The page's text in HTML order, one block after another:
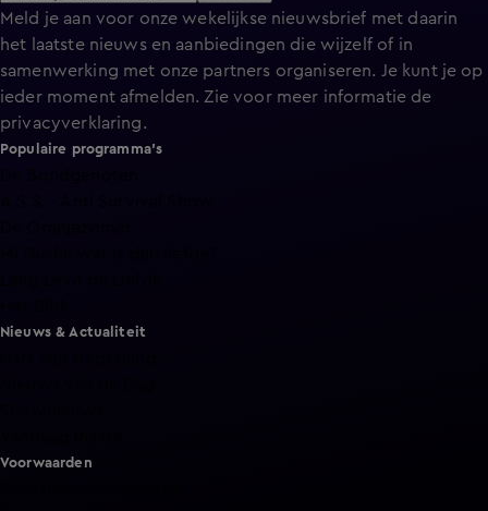
Meld je aan voor onze wekelijkse nieuwsbrief met daarin
het laatste nieuws en aanbiedingen die wijzelf of in
samenwerking met onze partners organiseren. Je kunt je op
ieder moment afmelden. Zie voor meer informatie de
privacyverklaring.
Populaire programma's
Nieuws & Actualiteit
Voorwaarden